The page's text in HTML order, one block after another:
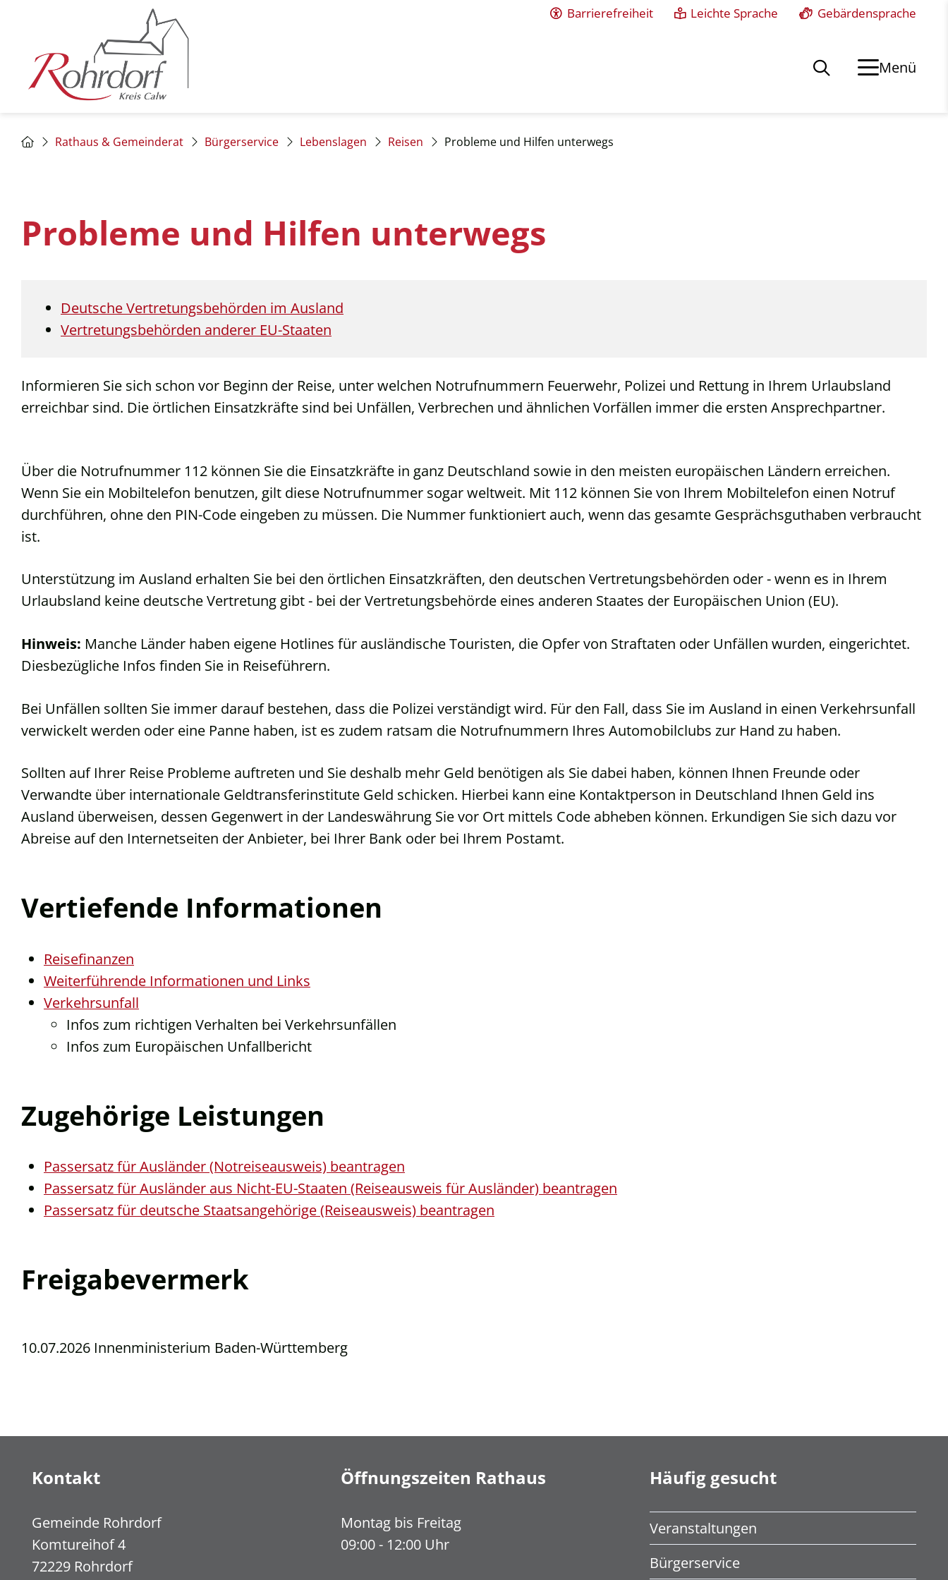
Barrierefreiheit Leichte Sprache Gebärdensprache
Menü
Rathaus & Gemeinderat Bürgerservice Lebenslagen Reisen Probleme und Hilfen unterwegs
Probleme und Hilfen unterwegs
Deutsche Vertretungsbehörden im Ausland
Vertretungsbehörden anderer EU-Staaten
Informieren Sie sich schon vor Beginn der Reise, unter welchen Notrufnummern Feuerwehr, Polizei und Rettung in Ihrem Urlaubsland
erreichbar sind. Die örtlichen Einsatzkräfte sind bei Unfällen, Verbrechen und ähnlichen Vorfällen immer die ersten Ansprechpartner.
Über die Notrufnummer 112 können Sie die Einsatzkräfte in ganz Deutschland sowie in den meisten europäischen Ländern erreichen.
Wenn Sie ein Mobiltelefon benutzen, gilt diese Notrufnummer sogar weltweit. Mit 112 können Sie von Ihrem Mobiltelefon einen Notruf
durchführen, ohne den PIN-Code eingeben zu müssen. Die Nummer funktioniert auch, wenn das gesamte Gesprächsguthaben verbraucht
ist.
Unterstützung im Ausland erhalten Sie bei den örtlichen Einsatzkräften, den deutschen Vertretungsbehörden oder - wenn es in Ihrem
Urlaubsland keine deutsche Vertretung gibt - bei der Vertretungsbehörde eines anderen Staates der Europäischen Union (EU).
Hinweis: Manche Länder haben eigene Hotlines für ausländische Touristen, die Opfer von Straftaten oder Unfällen wurden, eingerichtet.
Diesbezügliche Infos finden Sie in Reiseführern.
Bei Unfällen sollten Sie immer darauf bestehen, dass die Polizei verständigt wird. Für den Fall, dass Sie im Ausland in einen Verkehrsunfall
verwickelt werden oder eine Panne haben, ist es zudem ratsam die Notrufnummern Ihres Automobilclubs zur Hand zu haben.
Sollten auf Ihrer Reise Probleme auftreten und Sie deshalb mehr Geld benötigen als Sie dabei haben, können Ihnen Freunde oder
Verwandte über internationale Geldtransferinstitute Geld schicken. Hierbei kann eine Kontaktperson in Deutschland Ihnen Geld ins
Ausland überweisen, dessen Gegenwert in der Landeswährung Sie vor Ort mittels Code abheben können. Erkundigen Sie sich dazu vor
Abreise auf den Internetseiten der Anbieter, bei Ihrer Bank oder bei Ihrem Postamt.
Vertiefende Informationen
Reisefinanzen
Weiterführende Informationen und Links
Verkehrsunfall
Infos zum richtigen Verhalten bei Verkehrsunfällen
Infos zum Europäischen Unfallbericht
Zugehörige Leistungen
Passersatz für Ausländer (Notreiseausweis) beantragen
Passersatz für Ausländer aus Nicht-EU-Staaten (Reiseausweis für Ausländer) beantragen
Passersatz für deutsche Staatsangehörige (Reiseausweis) beantragen
Freigabevermerk
10.07.2026 Innenministerium Baden-Württemberg
Kontakt
Gemeinde Rohrdorf
Komtureihof 4
72229 Rohrdorf
Öffnungszeiten Rathaus
Montag bis Freitag
09:00 - 12:00 Uhr
Häufig gesucht
Veranstaltungen
Bürgerservice